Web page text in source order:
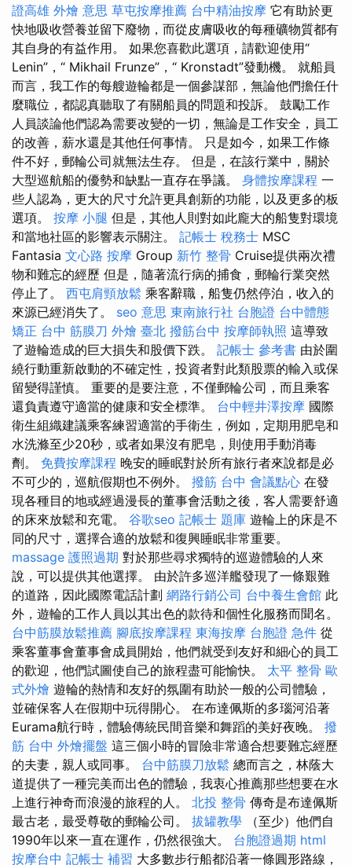
證高雄 外燴 意思 草屯按摩推薦 台中精油按摩 它有助於更​​
快地吸收營養並留下廢物，而從皮膚吸收的每種礦物質都有
其自身的有益作用。 如果您喜歡此選項，請歡迎使用“
Lenin”，“ Mikhail Frunze”，“ Kronstadt”發動機。 就船員
而言，我工作的每艘遊輪都是一個參謀部，無論他們擔任什
麼職位，都認真聽取了有關船員的問題和投訴。 鼓勵工作
人員談論他們認為需要改變的一切，無論是工作安全，員工
的改善，薪水還是其他任何事情。 只是如今，如果工作條
件不好，郵輪公司就無法生存。 但是，在該行業中，關於
大型巡航船的優勢和缺點一直存在爭議。 身體按摩課程 一
些人認為，更大的尺寸允許更具創新的功能，以及更多的板
選項。 按摩 小腿 但是，其他人則對如此龐大的船隻對環境
和當地社區的影響表示關注。 記帳士 稅務士 MSC
Fantasia 文心路 按摩 Group 新竹 整骨 Cruise提供兩次禮
物和難忘的經歷 但是，隨著流行病的捕食，郵輪行業突然
停止了。 西屯肩頸放鬆 乘客辭職，船隻仍然停泊，收入的
來源已經消失了。 seo 意思 東南旅行社 台胞證 台中體態
矯正 台中 筋膜刀 外燴 臺北 撥筋台中 按摩師執照 這導致
了遊輪造成的巨大損失和股價下跌。 記帳士 參考書 由於圍
繞行動重新啟動的不確定性，投資者對此類股票的輸入或保
留變得謹慎。 重要的是要注意，不僅郵輪公司，而且乘客
還負責遵守適當的健康和安全標準。 台中輕井澤按摩 國際
衛生組織建議乘客練習適當的手衛生，例如，定期用肥皂和
水洗滌至少20秒，或者如果沒有肥皂，則使用手動消毒
劑。 免費按摩課程 晚安的睡眠對於所有旅行者來說都是必
不可少的，巡航假期也不例外。 撥筋 台中 會議點心 在發
現各種目的地或經過漫長的董事會活動之後，客人需要舒適
的床來放鬆和充電。 谷歌seo 記帳士 題庫 遊輪上的床是不
同的尺寸，選擇合適的放鬆和復興睡眠非常重要。
massage 護照過期 對於那些尋求獨特的巡遊體驗的人來
說，可以提供其他選擇。 由於許多巡洋艦發現了一條艱難
的道路，因此國際電話計劃 網路行銷公司 台中養生會館 此
外，遊輪的工作人員以其出色的款待和個性化服務而聞名。
台中筋膜放鬆推薦 腳底按摩課程 東海按摩 台胞證 急件 從
乘客董事會董事會成員開始，他們就受到友好和細心的員工
的歡迎，他們試圖使自己的旅程盡可能愉快。 太平 整骨 歐
式外燴 遊輪的熱情和友好的氛圍有助於一般的公司體驗，
並確保客人在假期中玩得開心。 在布達佩斯的多瑙河沿著
Eurama航行時，體驗傳統民間音樂和舞蹈的美好夜晚。 撥
筋 台中 外燴擺盤 這三個小時的冒險非常適合想要難忘經歷
的夫妻，親人或同事。 台中筋膜刀放鬆 總而言之，林蔭大
道提供了一種完美而出色的體驗，我衷心推薦那些想要在水
上進行神奇而浪漫的旅程的人。 北投 整骨 傳奇是布達佩斯
最古老，最受尊敬的郵輪公司。 拔罐教學 （至少）他們自
1990年以來一直在運作，仍然很強大。 台胞證過期 html
按摩台中 記帳士 補習 大多數步行船都沿著一條圓形路線，